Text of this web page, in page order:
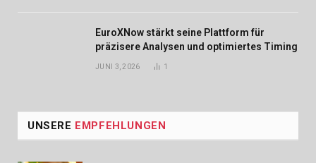
EuroXNow stärkt seine Plattform für
präzisere Analysen und optimiertes Timing
JUNI 3, 2026 1
UNSERE EMPFEHLUNGEN